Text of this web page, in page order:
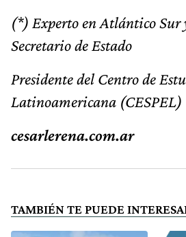
(*) Experto en Atlántico Sur
Secretario de Estado
Presidente del Centro de
Latinoamericana (CESPEL)
cesarlerena.com.ar
TAMBIÉN TE PUEDE